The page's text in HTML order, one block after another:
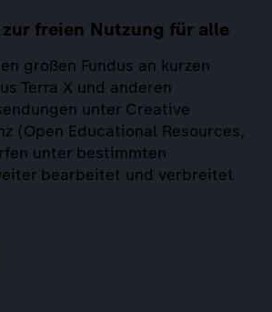
freien Nutzung für alle
großen Fundus an kurzen
Terra X und anderen
unter Creative
(Open Educational Resources,
unter bestimmten
bearbeitet und verbreitet